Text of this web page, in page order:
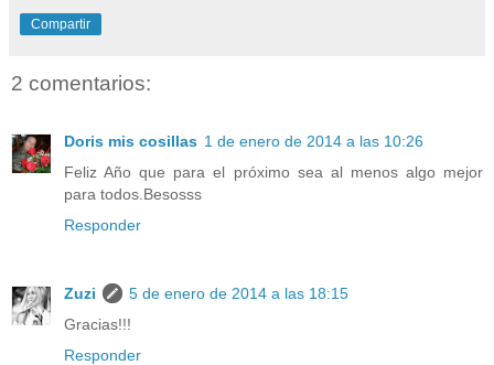
Compartir
2 comentarios:
Doris mis cosillas 1 de enero de 2014 a las 10:26
Feliz Año que para el próximo sea al menos algo mejor
para todos.Besosss
Responder
Zuzi
5 de enero de 2014 a las 18:15
Gracias!!!
Responder